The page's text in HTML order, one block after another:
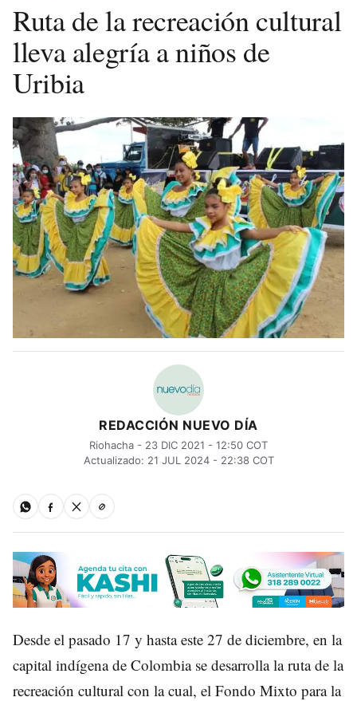
Ruta de la recreación cultural
lleva alegría a niños de
Uribia
REDACCIÓN NUEVO DÍA
Riohacha - 23 DIC 2021 - 12:50 COT
Actualizado: 21 JUL 2024 - 22:38 COT
Desde el pasado 17 y hasta este 27 de diciembre, en la
capital indígena de Colombia se desarrolla la ruta de la
recreación cultural con la cual, el Fondo Mixto para la